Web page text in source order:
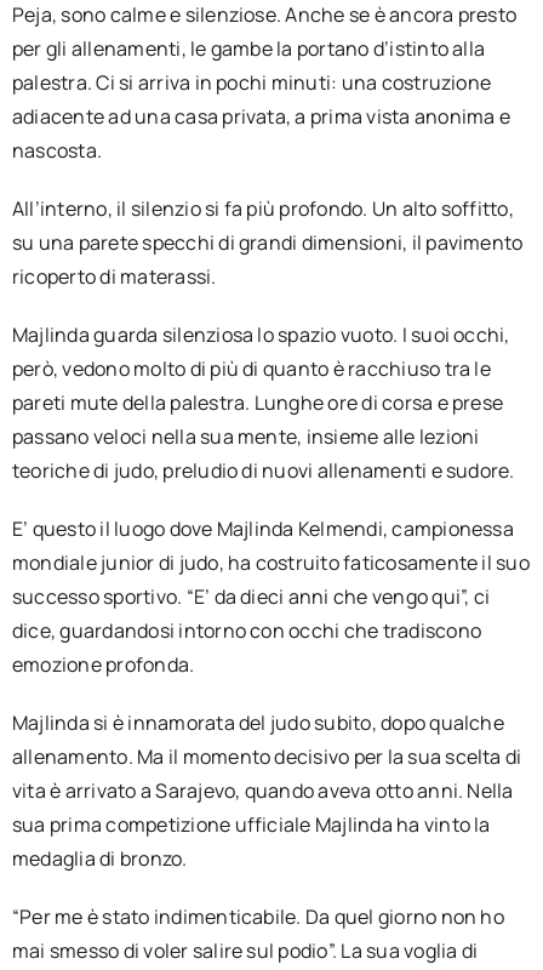
Peja, sono calme e silenziose. Anche se è ancora presto
per gli allenamenti, le gambe la portano d’istinto alla
palestra. Ci si arriva in pochi minuti: una costruzione
adiacente ad una casa privata, a prima vista anonima e
nascosta.
All’interno, il silenzio si fa più profondo. Un alto soffitto,
su una parete specchi di grandi dimensioni, il pavimento
ricoperto di materassi.
Majlinda guarda silenziosa lo spazio vuoto. I suoi occhi,
però, vedono molto di più di quanto è racchiuso tra le
pareti mute della palestra. Lunghe ore di corsa e prese
passano veloci nella sua mente, insieme alle lezioni
teoriche di judo, preludio di nuovi allenamenti e sudore.
E’ questo il luogo dove Majlinda Kelmendi, campionessa
mondiale junior di judo, ha costruito faticosamente il suo
successo sportivo. “E’ da dieci anni che vengo qui”, ci
dice, guardandosi intorno con occhi che tradiscono
emozione profonda.
Majlinda si è innamorata del judo subito, dopo qualche
allenamento. Ma il momento decisivo per la sua scelta di
vita è arrivato a Sarajevo, quando aveva otto anni. Nella
sua prima competizione ufficiale Majlinda ha vinto la
medaglia di bronzo.
“Per me è stato indimenticabile. Da quel giorno non ho
mai smesso di voler salire sul podio”. La sua voglia di